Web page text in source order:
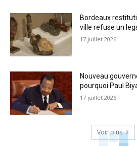
Bordeaux
ville refuse un
17 juillet 2026
Nouveau
pourquoi Paul
17 juillet 2026
Voir plus